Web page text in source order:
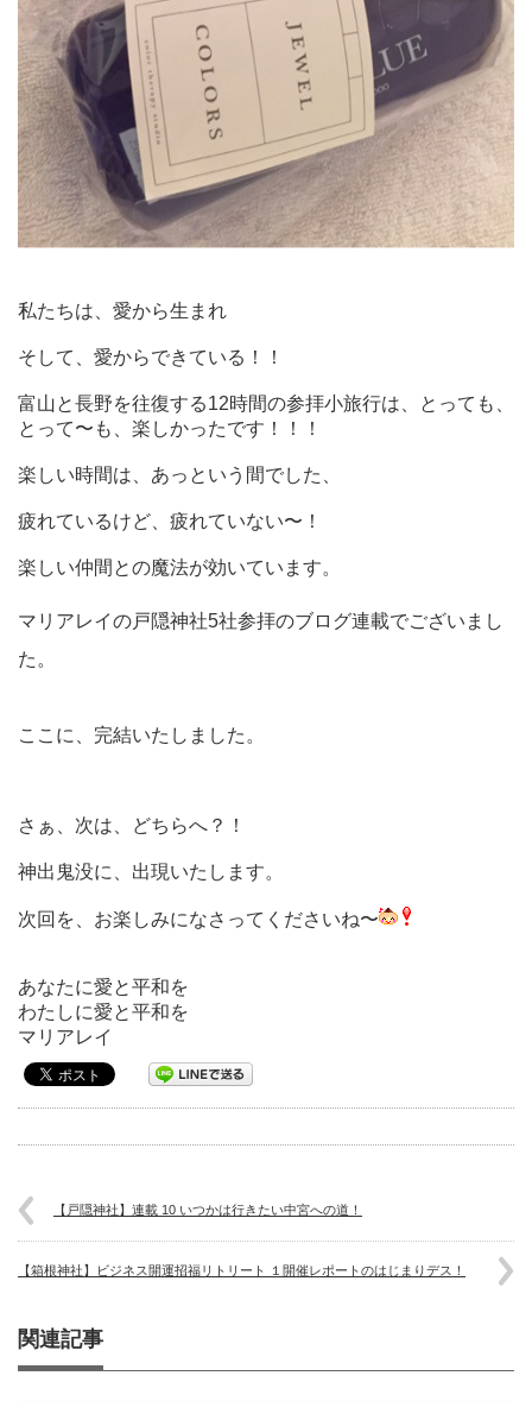
私たちは、愛から生まれ
そして、愛からできている！！
富山と長野を往復する12時間の参拝小旅行は、とっても、
とって〜も、楽しかったです！！！
楽しい時間は、あっという間でした、
疲れているけど、疲れていない〜！
楽しい仲間との魔法が効いています。
マリアレイの戸隠神社5社参拝のブログ連載でございまし
た。
ここに、完結いたしました。
さぁ、次は、どちらへ？！
神出鬼没に、出現いたします。
次回を、お楽しみになさってくださいね〜
あなたに愛と平和を
わたしに愛と平和を
マリアレイ
【戸隠神社】連載 10 いつかは行きたい中宮への道！
【箱根神社】ビジネス開運招福リトリート １開催レポートのはじまりデス！
関連記事